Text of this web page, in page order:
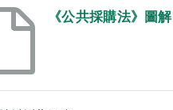
《公共採購法》圖解